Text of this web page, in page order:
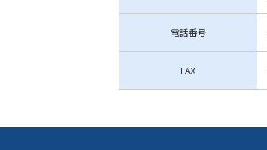
電話番号
FAX